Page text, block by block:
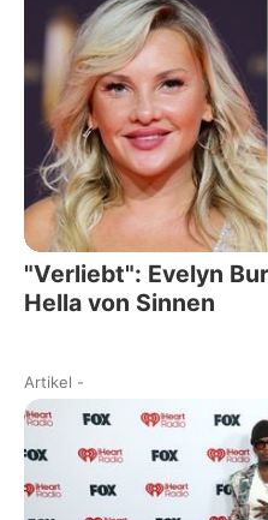
"Verliebt": Evelyn
Hella von Sinnen
Artikel -